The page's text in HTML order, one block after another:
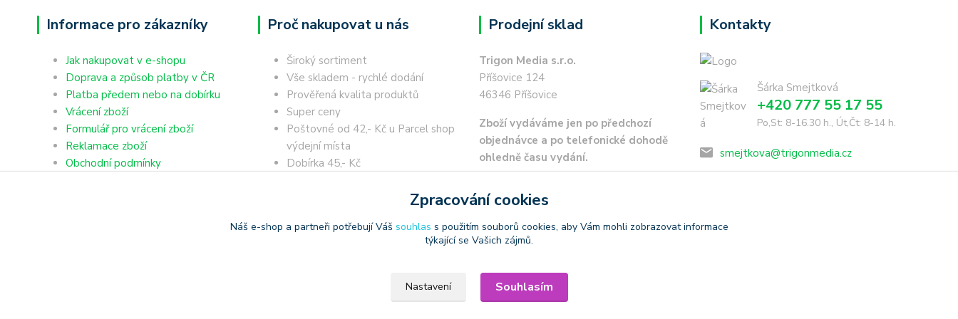
Informace pro zákazníky
Jak nakupovat v e-shopu
Doprava a způsob platby v ČR
Platba předem nebo na dobírku
Vrácení zboží
Formulář pro vrácení zboží
Reklamace zboží
Obchodní podmínky
Proč nakupovat u nás
Široký sortiment
Vše skladem - rychlé dodání
Prověřená kvalita produktů
Super ceny
Poštovné od 42,- Kč u Parcel shop
výdejní místa
Dobírka 45,- Kč
Prodejní sklad
Trigon Media s.r.o.
Příšovice 124
46346 Příšovice
Zboží vydáváme jen po předchozí
objednávce a po telefonické dohodě
ohledně času vydání.
Kontakty
Šárka Smejtková
+420 777 55 17 55
Po,St: 8-16.30 h., Út,Čt: 8-14 h.
smejtkova@trigonmedia.cz
Copyright © 2006-2025 TrigonShop.cz - bez souhlasu nelze používat produktové obrázky
Zpracování cookies
Náš e-shop a partneři potřebují Váš souhlas s použitím souborů cookies, aby Vám mohli zobrazovat informace
týkající se Vašich zájmů.
Nastavení Souhlasím